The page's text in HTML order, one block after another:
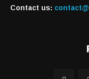
Contact us: